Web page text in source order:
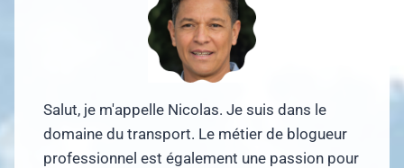
Salut, je m'appelle Nicolas. Je suis dans le
domaine du transport. Le métier de blogueur
professionnel est également une passion pour